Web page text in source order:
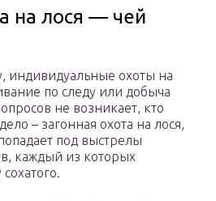
на лося — чей
индивидуальные охоты на
по следу или добыча
не возникает, кто
– загонная охота на лося,
под выстрелы
каждый из которых